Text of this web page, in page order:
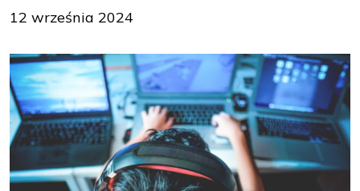
12 września 2024